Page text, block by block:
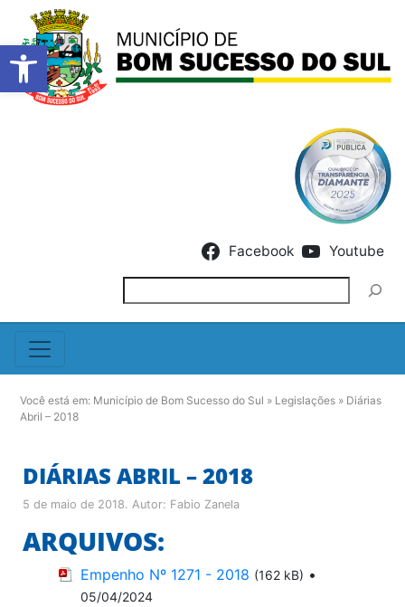
Barra de Ferramentas
Facebook Youtube
Você está em: Município de Bom Sucesso do Sul » Legislações » Diárias
Abril – 2018
DIÁRIAS ABRIL – 2018
5 de maio de 2018. Autor: Fabio Zanela
ARQUIVOS:
Empenho Nº 1271 - 2018 (162 kB) •
05/04/2024